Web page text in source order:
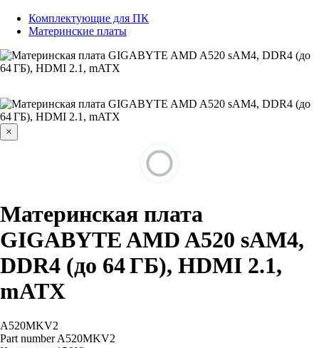
Комплектующие для ПК
Материнские платы
×
Материнская плата
GIGABYTE AMD A520 sAM4,
DDR4 (до 64 ГБ), HDMI 2.1,
mATX
A520MKV2
Part number A520MKV2